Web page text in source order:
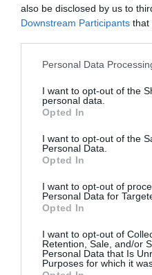
also be disclosed by us to
Downstream Participants that
Please note that this
not limited to your visit or
grant or deny consent to
use your data for below
consent section.
Personal Data
I want to opt-out of the
personal data.
Opted In
I want to opt-out of the
Personal Data.
Opted In
I want to opt-out of
Personal Data for
Opted In
I want to opt-out of
Retention, Sale, and/or
Personal Data that Is
Purposes for which it
Λυκαβηττός: Σορός σε
σε σπηλιά κοντά στο
Αγγλία: Τόνοι
Συνεδρίασε η Επιτροπή
επιφυλακή για ισχυρούς
ΠΑΣΟΚ: «Χρειάζεται άλλη
NBA: Από ηρωίνη και
Γ. Μπουλέκος: «Εθνικό
δοθούν άμεσα οι